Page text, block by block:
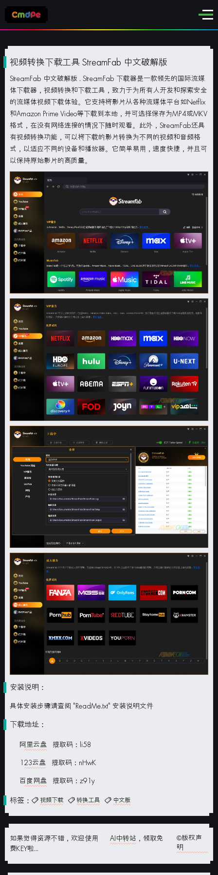
视频转换下载工具 StreamFab 中文破解版
StreamFab 中文破解版 . StreamFab 下载器是一款领先的国际流媒
体下载器，视频转换和下载工具，致力于为所有人开发和探索安全
的流媒体视频下载体验。它支持将影片从各种流媒体平台如Netflix
和Amazon Prime Video等下载到本地，并可选择保存为MP4或MKV
格式，在没有网络连接的情况下随时观看。此外，StreamFab还具
有视频转换功能，可以将下载的影片转换为不同的视频和音频格
式，以适应不同的设备和播放器。它简单易用，速度快捷，并且可
以保持原始影片的高质量。
安装说明：
具体安装步骤请查阅 "ReadMe.txt" 安装说明文件
下载地址：
阿里云盘 提取码：li58
123云盘 提取码：nHwK
百度网盘 提取码：z91y
标签： 视频下载 转换工具 中文版
如果觉得资源不错，欢迎使用 AI中转站 ，领取免
费KEY啦...
©版权声
明